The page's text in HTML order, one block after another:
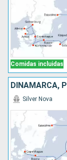
Comidas incluidas
Silver Nova